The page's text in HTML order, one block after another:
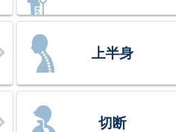
上半身
切断